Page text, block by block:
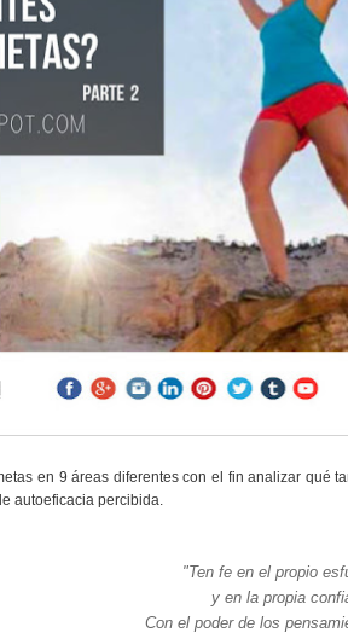
en 9 áreas diferentes con el fin analizar qué
autoeficacia percibida.
"Ten fe en el propio
y en la propia
Con el poder de los